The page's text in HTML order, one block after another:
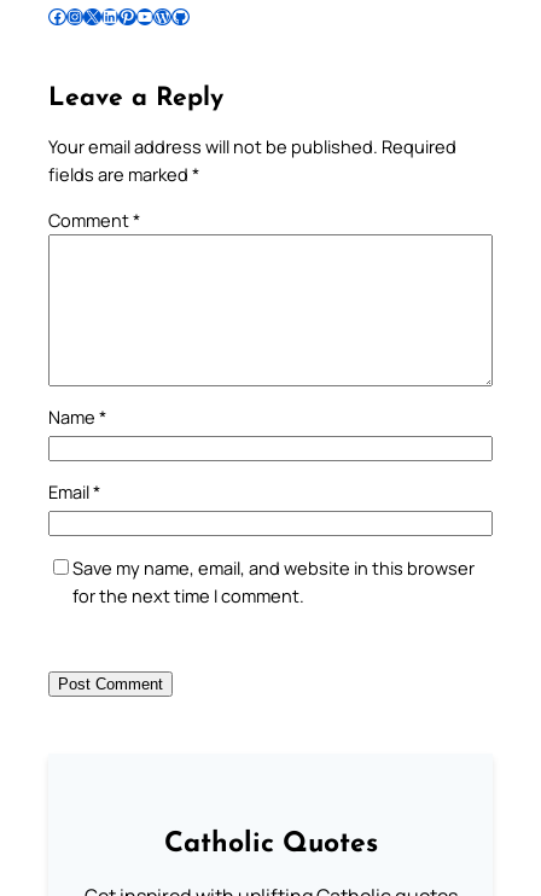
Follow Pradeep on Facebook Follow Pradeep on InstagramFollow Pradeep on X Follow Pradeep on LinkedIn Follow Pradeep on Pinterest Subscribe to Pradeep’s Youtube Channel Follow Pradeep on WordPress Follow Pradeep on GitHub
Leave a Reply
Your email address will not be published. Required
fields are marked *
Comment*
Name *
Email*
Save my name, email, and website in this browser
for the next time I comment.
Catholic Quotes